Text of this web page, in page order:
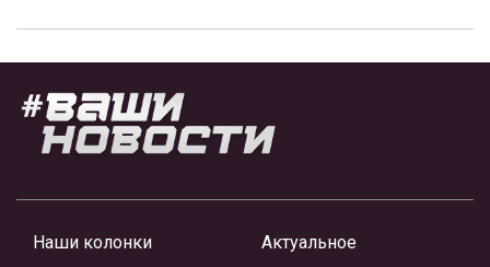
Наши колонки
Актуальное